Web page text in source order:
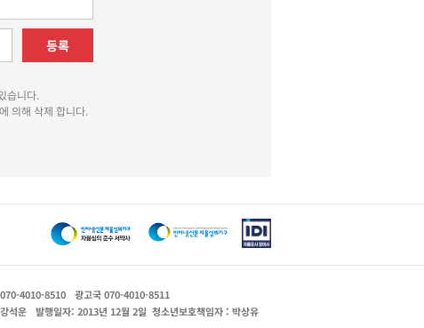
등록
습니다.
의해 삭제 합니다.
4010-8510
광고국 070-4010-8511
석운 발행일자: 2013년 12월 2일 청소년보호책임자 : 박상유